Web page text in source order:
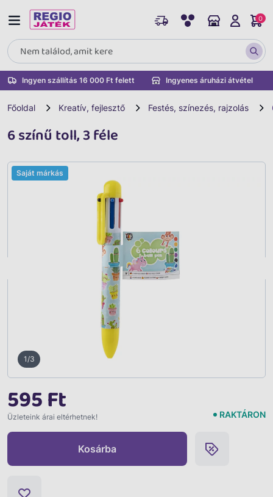
Ingyen szállítás 16 000 Ft felett Ingyenes áruházi átvétel
0
Főoldal Kreatív, fejlesztő Festés, színezés, rajzolás
6 színű toll, 3 féle
1/3
Saját márkás
595 Ft
Üzleteink árai eltérhetnek! RAKTÁRON
Kosárba